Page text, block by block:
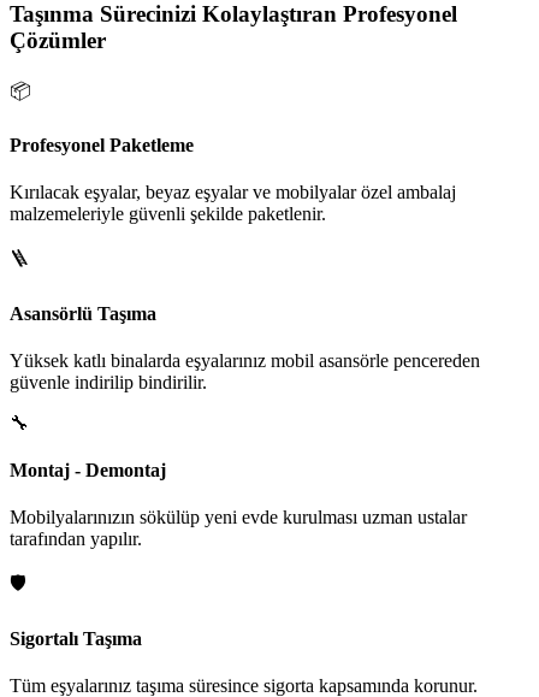
Taşınma Sürecinizi Kolaylaştıran Profesyonel
Çözümler
📦
Profesyonel Paketleme
Kırılacak eşyalar, beyaz eşyalar ve mobilyalar özel ambalaj
malzemeleriyle güvenli şekilde paketlenir.
🪜
Asansörlü Taşıma
Yüksek katlı binalarda eşyalarınız mobil asansörle pencereden
güvenle indirilip bindirilir.
🔧
Montaj - Demontaj
Mobilyalarınızın sökülüp yeni evde kurulması uzman ustalar
tarafından yapılır.
🛡️
Sigortalı Taşıma
Tüm eşyalarınız taşıma süresince sigorta kapsamında korunur.